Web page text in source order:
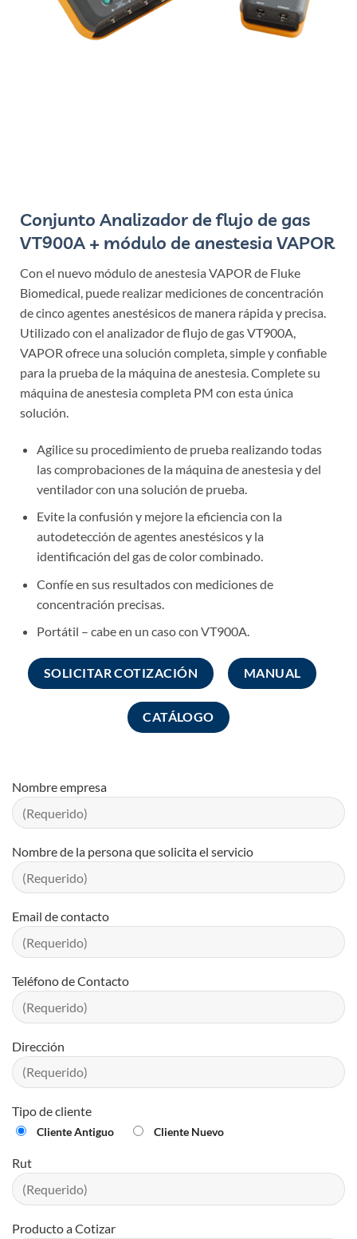
Conjunto Analizador de flujo de gas
VT900A + módulo de anestesia VAPOR
Con el nuevo módulo de anestesia VAPOR de Fluke
Biomedical, puede realizar mediciones de concentración
de cinco agentes anestésicos de manera rápida y precisa.
Utilizado con el analizador de flujo de gas VT900A,
VAPOR ofrece una solución completa, simple y confiable
para la prueba de la máquina de anestesia. Complete su
máquina de anestesia completa PM con esta única
solución.
Agilice su procedimiento de prueba realizando todas
las comprobaciones de la máquina de anestesia y del
ventilador con una solución de prueba.
Evite la confusión y mejore la eficiencia con la
autodetección de agentes anestésicos y la
identificación del gas de color combinado.
Confíe en sus resultados con mediciones de
concentración precisas.
Portátil – cabe en un caso con VT900A.
SOLICITAR COTIZACIÓN MANUAL
CATÁLOGO
Nombre empresa
Nombre de la persona que solicita el servicio
Email de contacto
Teléfono de Contacto
Dirección
Tipo de cliente
Cliente Antiguo Cliente Nuevo
Rut
Producto a Cotizar